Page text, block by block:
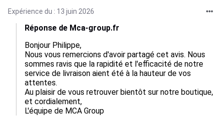
Expérience du : 13 juin 2026
Réponse de Mca-group.fr
Bonjour Philippe,
Nous vous remercions d'avoir partagé cet avis. Nous
sommes ravis que la rapidité et l'efficacité de notre
service de livraison aient été à la hauteur de vos
attentes.
Au plaisir de vous retrouver bientôt sur notre boutique,
et cordialement,
L'équipe de MCA Group